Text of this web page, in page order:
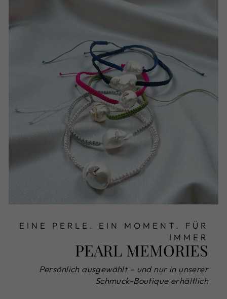
EINE PERLE. EIN MOMENT. FÜR
IMMER
PEARL MEMORIES
Persönlich ausgewählt – und nur in unserer
Schmuck-Boutique erhältlich